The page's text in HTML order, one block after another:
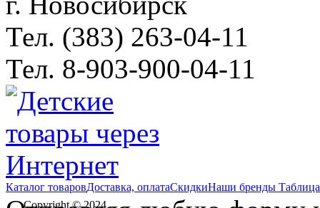
Тел. (383) 263-04-11
Тел. 8-903-900-04-11
Каталог товаровДоставка, оплатаСкидкиНаши бренды
Copyright © 2024